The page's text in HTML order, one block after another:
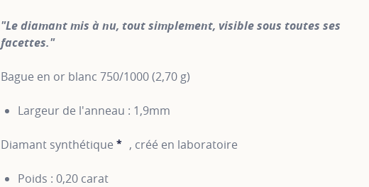
"Le diamant mis à nu, tout simplement, visible sous toutes ses
facettes."
Bague en or blanc 750/1000 (2,70 g)
Largeur de l'anneau : 1,9mm
Diamant synthétique * SHOW TOOLTIP
, créé en laboratoire
Poids : 0,20 carat